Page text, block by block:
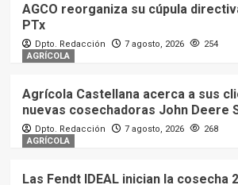
AGCO reorganiza su cúpula
PTx
Dpto. Redacción 7 agosto, 2026
254
AGRÍCOLA
Agrícola Castellana acerca a sus
nuevas cosechadoras John Deere
Dpto. Redacción 7 agosto, 2026
268
AGRÍCOLA
Las Fendt IDEAL inician la cosecha